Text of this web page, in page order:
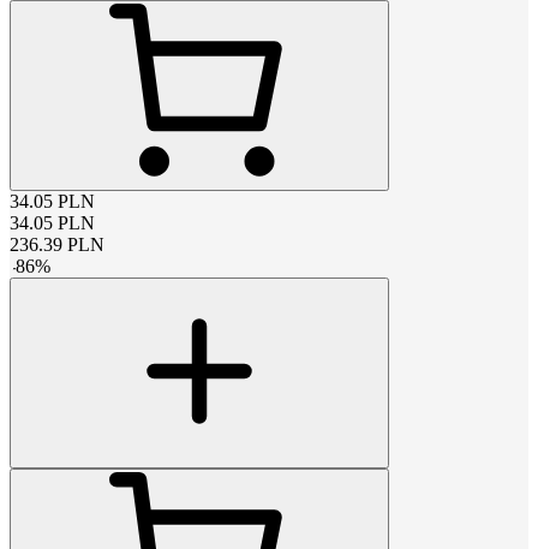
34.05 PLN
34.05 PLN
236.39 PLN
-86%